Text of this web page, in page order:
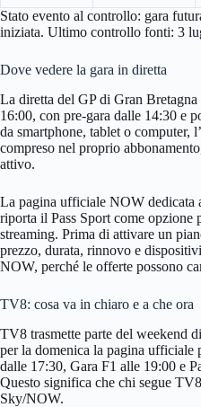
Stato evento al controllo: gara
iniziata. Ultimo controllo fonti: 3
Dove vedere la gara in diretta
La diretta del GP di Gran
16:00, con pre-gara dalle 14:30 e
da smartphone, tablet o computer,
compreso nel proprio
attivo.
La pagina ufficiale NOW dedicata
riporta il Pass Sport come opzione
streaming. Prima di attivare un
prezzo, durata, rinnovo e
NOW, perché le offerte possono
TV8: cosa va in chiaro e a che ora
TV8 trasmette parte del weekend
per la domenica la pagina ufficiale
dalle 17:30, Gara F1 alle 19:00 e
Questo significa che chi segue
Sky/NOW.